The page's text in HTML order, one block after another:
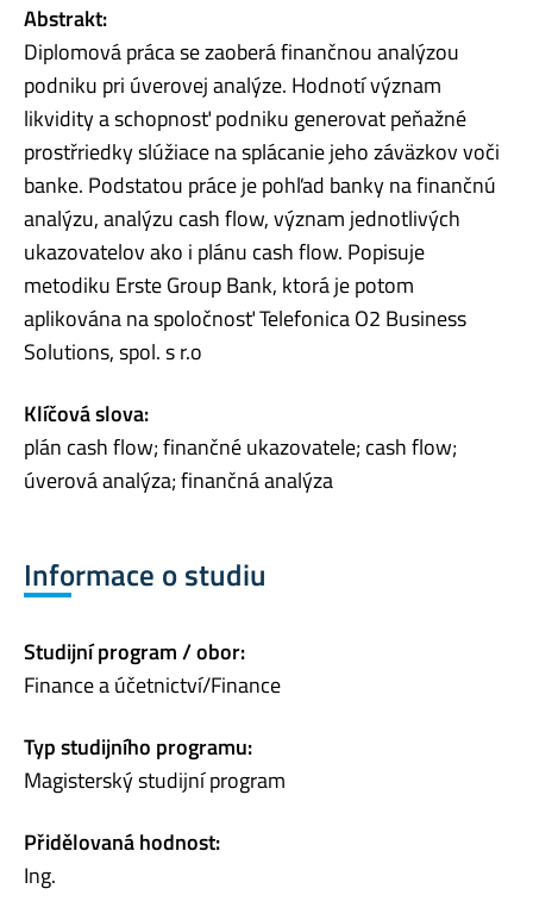
Abstrakt:
Diplomová práca se zaoberá finančnou analýzou
podniku pri úverovej analýze. Hodnotí význam
likvidity a schopnosť podniku generovat peňažné
prostřriedky slúžiace na splácanie jeho záväzkov voči
banke. Podstatou práce je pohľad banky na finančnú
analýzu, analýzu cash flow, význam jednotlivých
ukazovatelov ako i plánu cash flow. Popisuje
metodiku Erste Group Bank, ktorá je potom
aplikována na spoločnosť Telefonica O2 Business
Solutions, spol. s r.o
Klíčová slova:
plán cash flow; finančné ukazovatele; cash flow;
úverová analýza; finančná analýza
Informace o studiu
Studijní program / obor:
Finance a účetnictví/Finance
Typ studijního programu:
Magisterský studijní program
Přidělovaná hodnost:
Ing.